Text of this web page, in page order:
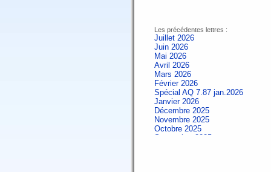
Les précédentes lettres :
Juillet 2026
Juin 2026
Mai 2026
Avril 2026
Mars 2026
Février 2026
Spécial AQ 7.87 jan.2026
Janvier 2026
Décembre 2025
Novembre 2025
Octobre 2025
Septembre 2025